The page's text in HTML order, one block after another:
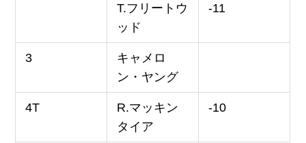
T.フリートウ
ッド
-11
3
キャメロ
ン・ヤング
4T
R.マッキン
タイア
-10